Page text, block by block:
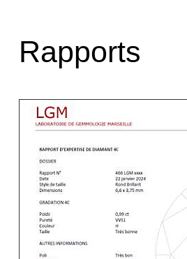
Rapports